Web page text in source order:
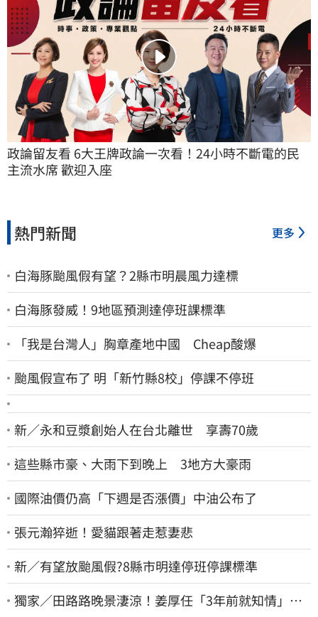
政論留友看 6大王牌政論一次看！24小時不斷電的民
主流水席 歡迎入座
熱門新聞 更多
白海豚颱風假有望？2縣市明晨風力達標
白海豚發威！9地區預測達停班課標準
「我是台灣人」胸章產地中國 Cheap酸爆
颱風假宣布了 明「新竹縣8校」停課不停班
新／永和豆漿創始人在台北離世 享壽70歲
這些縣市豪、大雨下到晚上 3地方大豪雨
國際油價仍高「下週是否漲價」中油公布了
張元瀚猝逝！愛貓跟著走惹妻悲
新／有望放颱風假?8縣市明達停班停課標準
獨家／田路路晚景淒涼！姜厚任「3年前就知情」